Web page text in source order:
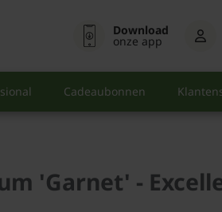
Download
onze app
Cadeaubonnen
'Garnet' -